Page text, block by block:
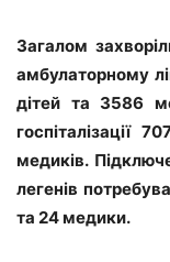
Загалом
амбулаторному
дітей та 3586
госпіталізації
медиків.
легенів
та 24 медики.